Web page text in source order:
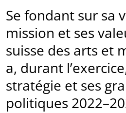
Se fondant sur sa
mission et ses
suisse des arts et
a, durant
stratégie et ses
politiques